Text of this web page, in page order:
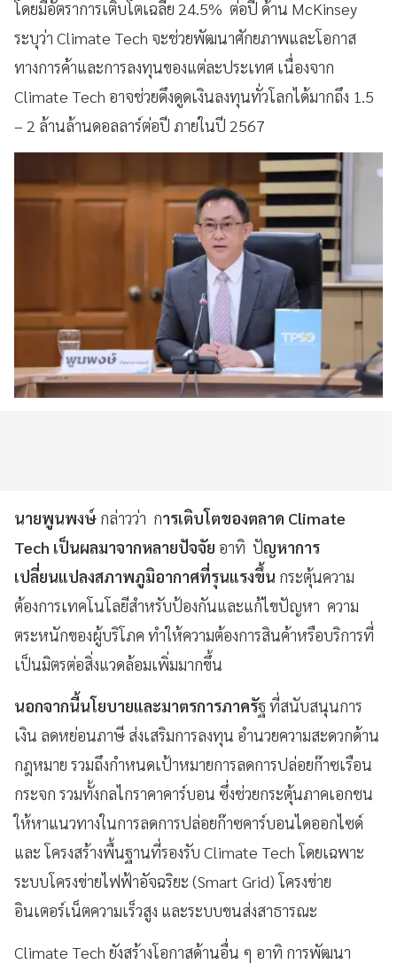
โดยมีอัตราการเติบโตเฉลี่ย 24.5% ต่อปี ด้าน McKinsey
ระบุว่า Climate Tech จะช่วยพัฒนาศักยภาพและโอกาส
ทางการค้าและการลงทุนของแต่ละประเทศ เนื่องจาก
Climate Tech อาจช่วยดึงดูดเงินลงทุนทั่วโลกได้มากถึง 1.5
– 2 ล้านล้านดอลลาร์ต่อปี ภายในปี 2567
นายพูนพงษ์ กล่าวว่า การเติบโตของตลาด Climate
Tech เป็นผลมาจากหลายปัจจัย อาทิ ปัญหาการ
เปลี่ยนแปลงสภาพภูมิอากาศที่รุนแรงขึ้น กระตุ้นความ
ต้องการเทคโนโลยีสำหรับป้องกันและแก้ไขปัญหา ความ
ตระหนักของผู้บริโภค ทำให้ความต้องการสินค้าหรือบริการที่
เป็นมิตรต่อสิ่งแวดล้อมเพิ่มมากขึ้น
นอกจากนี้นโยบายและมาตรการภาครัฐ ที่สนับสนุนการ
เงิน ลดหย่อนภาษี ส่งเสริมการลงทุน อำนวยความสะดวกด้าน
กฎหมาย รวมถึงกำหนดเป้าหมายการลดการปล่อยก๊าซเรือน
กระจก รวมทั้งกลไกราคาคาร์บอน ซึ่งช่วยกระตุ้นภาคเอกชน
ให้หาแนวทางในการลดการปล่อยก๊าซคาร์บอนไดออกไซด์
และ โครงสร้างพื้นฐานที่รองรับ Climate Tech โดยเฉพาะ
ระบบโครงข่ายไฟฟ้าอัจฉริยะ (Smart Grid) โครงข่าย
อินเตอร์เน็ตความเร็วสูง และระบบขนส่งสาธารณะ
Climate Tech ยังสร้างโอกาสด้านอื่น ๆ อาทิ การพัฒนา